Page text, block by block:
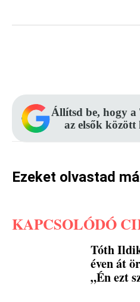
Állítsd be, hogy
az elsők között
Ezeket olvastad
KAPCSOLÓDÓ
Tóth
éven át
„Én ezt